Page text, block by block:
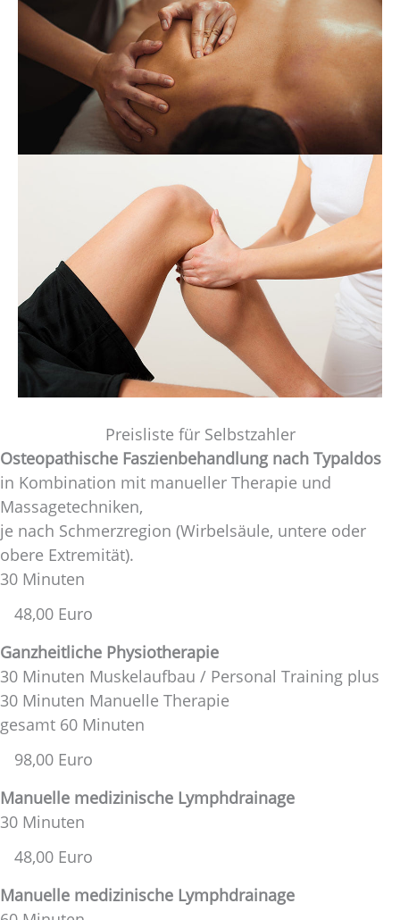
Preisliste für Selbstzahler
Osteopathische Faszienbehandlung nach Typaldos
in Kombination mit manueller Therapie und
Massagetechniken,
je nach Schmerzregion (Wirbelsäule, untere oder
obere Extremität).
30 Minuten
48,00 Euro
Ganzheitliche Physiotherapie
30 Minuten Muskelaufbau / Personal Training plus
30 Minuten Manuelle Therapie
gesamt 60 Minuten
98,00 Euro
Manuelle medizinische Lymphdrainage
30 Minuten
48,00 Euro
Manuelle medizinische Lymphdrainage